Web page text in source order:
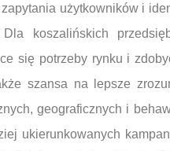
użytkowników i
koszalińskich
się potrzeby rynku i
szansa na lepsze
geograficznych i
ukierunkowanych